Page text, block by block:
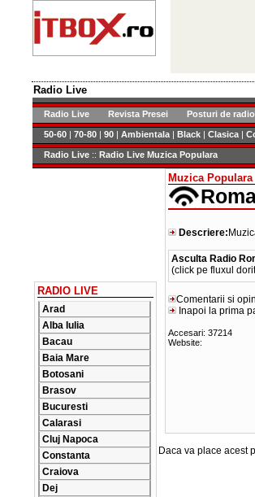
Radio Live
Radio Live Revista Presei Posturi de
50-60 | 70-80 | 90 | Ambientala | Black | Clasica |
Radio Live :: Radio Live Muzica Populara
RADIO LIVE
Arad
Alba Iulia
Bacau
Baia Mare
Botosani
Brasov
Bucuresti
Calarasi
Cluj Napoca
Constanta
Craiova
Dej
Muzica Populara
Descriere:
Asculta Radio
(click pe fluxul
Comentarii si
Inapoi la prima
Accesari: 37214
Website:
Daca va place acest